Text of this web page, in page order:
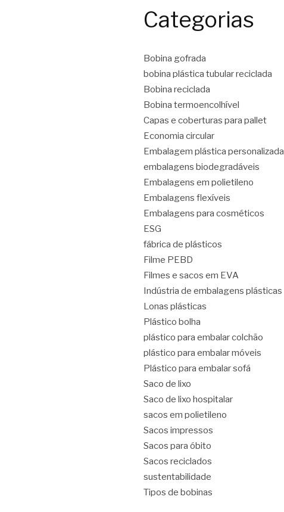
Categorias
Bobina gofrada
bobina plástica tubular reciclada
Bobina reciclada
Bobina termoencolhível
Capas e coberturas para pallet
Economia circular
Embalagem plástica personalizada
embalagens biodegradáveis
Embalagens em polietileno
Embalagens flexíveis
Embalagens para cosméticos
ESG
fábrica de plásticos
Filme PEBD
Filmes e sacos em EVA
Indústria de embalagens plásticas
Lonas plásticas
Plástico bolha
plástico para embalar colchão
plástico para embalar móveis
Plástico para embalar sofá
Saco de lixo
Saco de lixo hospitalar
sacos em polietileno
Sacos impressos
Sacos para óbito
Sacos reciclados
sustentabilidade
Tipos de bobinas